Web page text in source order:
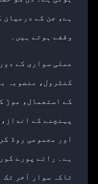
ہے، جن کے
وقفے ہوتے ہیں۔
عملی سواری کے
کنٹرول، منصوبہ
کے استعمال، موڑ
پہنچنے کے
اور مجموعی روڈ
ہے۔ رائے پورے
تاکہ سوار آخر